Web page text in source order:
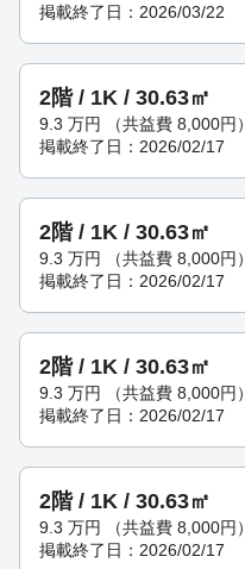
掲載終了日：2026/03/22
2階 / 1K / 30.63㎡
9.3 万円 （共益費 8,000円）
掲載終了日：2026/02/17
2階 / 1K / 30.63㎡
9.3 万円 （共益費 8,000円）
掲載終了日：2026/02/17
2階 / 1K / 30.63㎡
9.3 万円 （共益費 8,000円）
掲載終了日：2026/02/17
2階 / 1K / 30.63㎡
9.3 万円 （共益費 8,000円）
掲載終了日：2026/02/17